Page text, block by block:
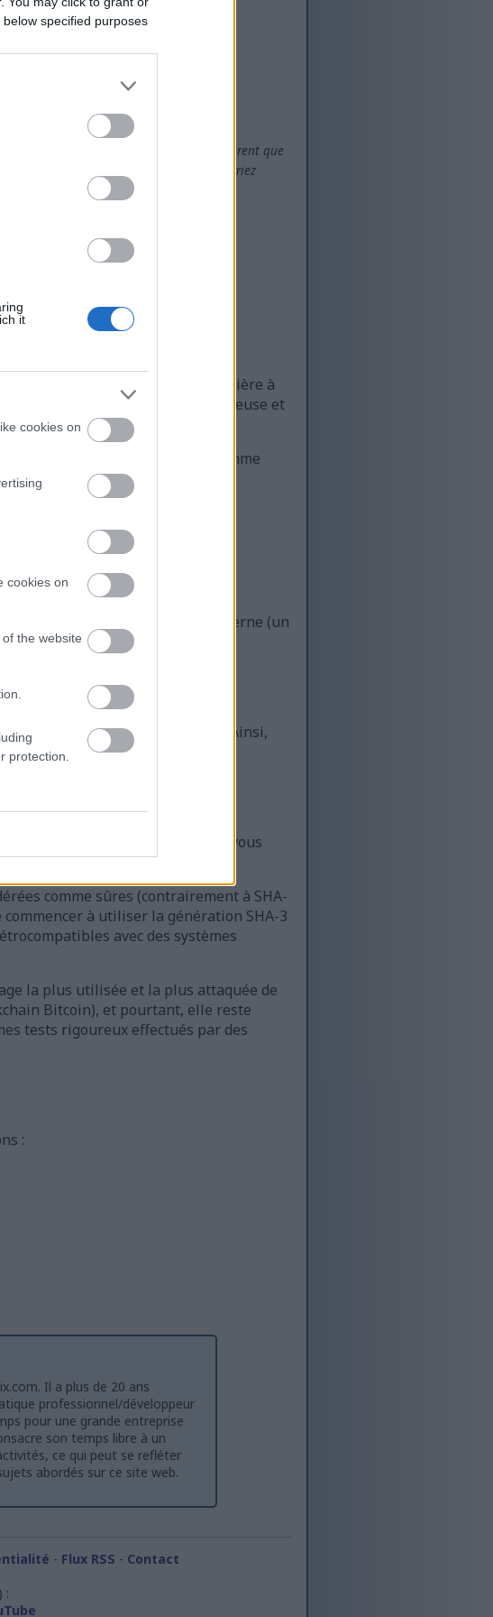
specified purposes
it
cookies on
cookies on
the website
protection.
données binaires, le résultat sera différent que
dans un encodage spécifique, vous devriez
fonction de hachage de manière à
explication mathématique rigoureuse et
pourraient être considérées comme
trois étapes principales :
l'eau petit à petit.
dans une « éponge » interne (un
mélangeant de façon complexe. Ainsi,
totalement différent.
besoin d'un hachage plus long, vous
comme sûres (contrairement à SHA-
à utiliser la génération SHA-3
avec des systèmes
la plus utilisée et la plus attaquée de
Bitcoin), et pourtant, elle reste
tests rigoureux effectués par des
:
Il a plus de 20 ans
professionnel/développeur
pour une grande entreprise
son temps libre à un
ce qui peut se refléter
abordés sur ce site web.
- Flux RSS - Contact
: